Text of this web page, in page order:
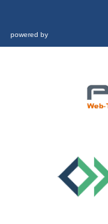
powered by